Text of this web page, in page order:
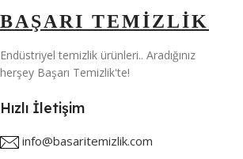
BAŞARI TEMİZLİK
Endüstriyel temizlik ürünleri.. Aradığınız
herşey Başarı Temizlik'te!
Hızlı İletişim
info@basaritemizlik.com